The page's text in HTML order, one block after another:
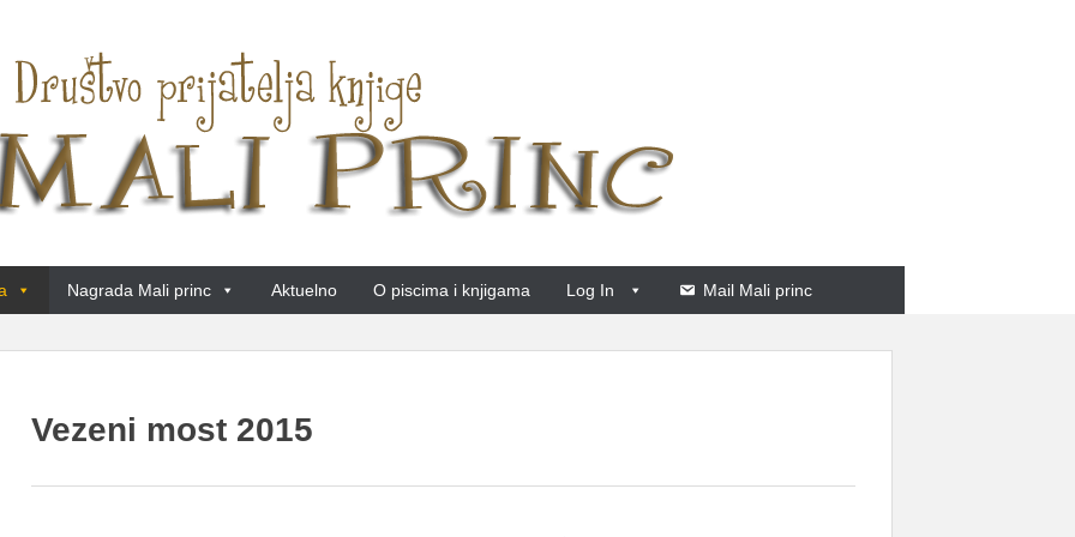
Nagrada Mali princ Aktuelno O piscima i knjigama Log In Mail Mali princ
Vezeni most 2015